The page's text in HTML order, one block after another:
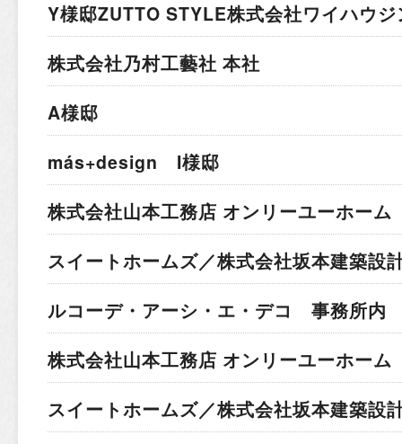
Y様邸ZUTTO STYLE株式会社ワイハウジ
株式会社乃村工藝社 本社
A様邸
más+design I様邸
株式会社山本工務店 オンリーユーホー
スイートホームズ／株式会社坂本建築
ルコーデ・アーシ・エ・デコ 事務所内
株式会社山本工務店 オンリーユーホー
スイートホームズ／株式会社坂本建築